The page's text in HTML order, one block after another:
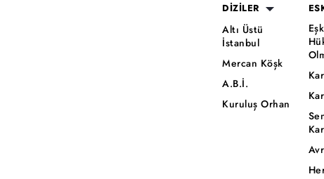
DİZİLER
Altı Üstü
İstanbul
Mercan Köşk
A.B.İ.
Kuruluş Orhan